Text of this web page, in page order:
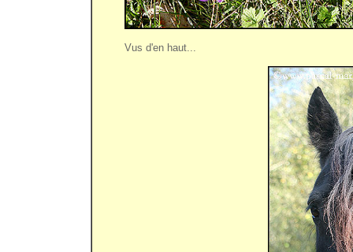
Vus d'en haut...